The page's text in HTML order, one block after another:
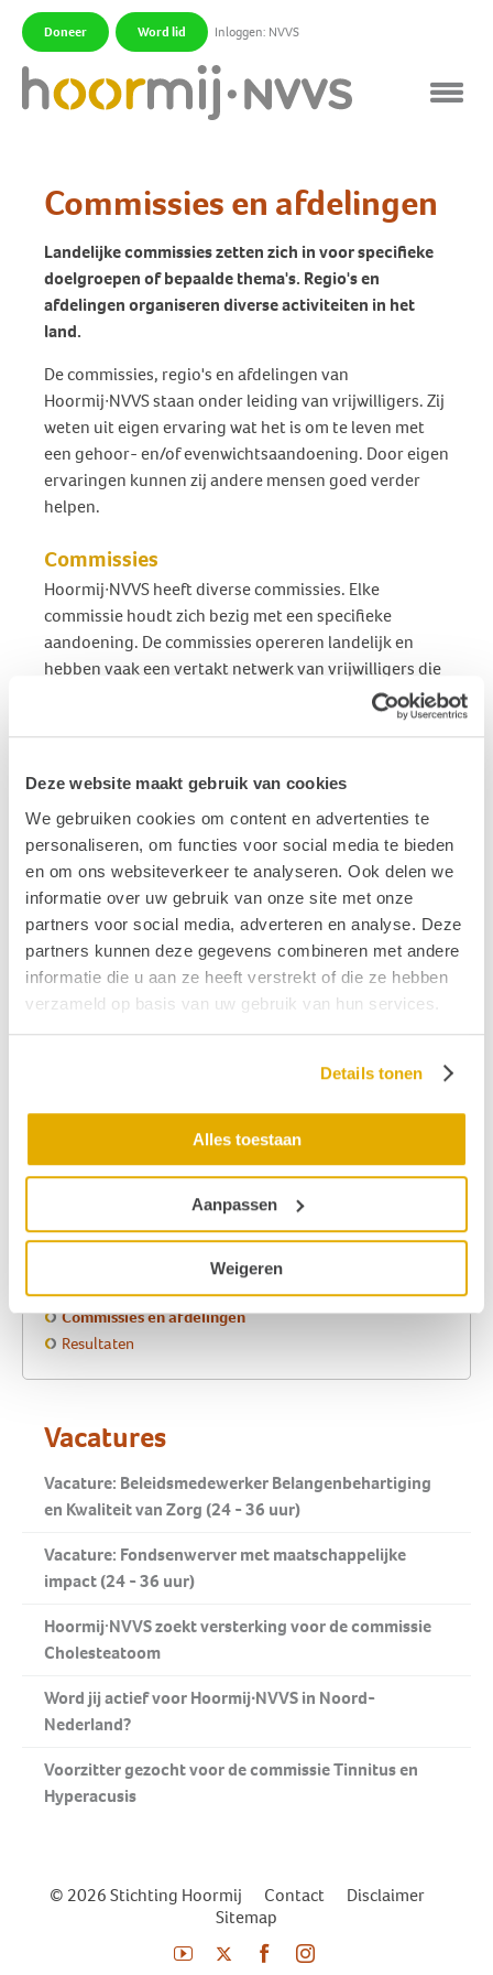
Deze website maakt gebruik van cookies
We gebruiken cookies om content en advertenties te
personaliseren, om functies voor social media te bieden
en om ons websiteverkeer te analyseren. Ook delen we
informatie over uw gebruik van onze site met onze
partners voor social media, adverteren en analyse. Deze
partners kunnen deze gegevens combineren met andere
informatie die u aan ze heeft verstrekt of die ze hebben
verzameld op basis van uw gebruik van hun services.
Details tonen
Alles toestaan
Aanpassen
Weigeren
Doneer Word lid Inloggen: NVVS
Commissies en afdelingen
Landelijke commissies zetten zich in voor specifieke
doelgroepen of bepaalde thema's. Regio's en
afdelingen organiseren diverse activiteiten in het
land.
De commissies, regio's en afdelingen van
Hoormij∙NVVS staan onder leiding van vrijwilligers. Zij
weten uit eigen ervaring wat het is om te leven met
een gehoor- en/of evenwichtsaandoening. Door eigen
ervaringen kunnen zij andere mensen goed verder
helpen.
Commissies
Hoormij∙NVVS heeft diverse commissies. Elke
commissie houdt zich bezig met een specifieke
aandoening. De commissies opereren landelijk en
hebben vaak een vertakt netwerk van vrijwilligers die
regionaal actief zijn. De commissies zijn actief op het
Lokale en regionale afdelingen
Federatiepartner NVVS van de Stichting Hoormij heeft
lokale en regionale afdelingen. Een NVVS-afdeling
richt zich op een bepaalde regio en verzorgt daar
namens Stichting Hoormij en de NVVS de voorlichting,
het lotgenotencontact en behartigt lokaal en
regionaal de belangen van onze achterban. Met als
voordeel dat de vrijwilligers in een bepaalde regio's
precies weten wat er in hun regio daar nodig is en
welke personen of organisaties in de regio iemand
Hoormij∙NVVS bij jou in
de buurtte vinden is.
Meer informatie over:
Onze visie en missie
Bestuur en landelijk bureau
Commissies en afdelingen
Resultaten
Vacatures
Vacature: Beleidsmedewerker Belangenbehartiging
en Kwaliteit van Zorg (24 - 36 uur)
Vacature: Fondsenwerver met maatschappelijke
impact (24 - 36 uur)
Hoormij·NVVS zoekt versterking voor de commissie
Cholesteatoom
Word jij actief voor Hoormij∙NVVS in Noord-
Nederland?
Voorzitter gezocht voor de commissie Tinnitus en
Hyperacusis
© 2026 Stichting Hoormij Contact Disclaimer
Sitemap